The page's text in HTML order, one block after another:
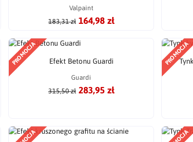
Valpaint
183,31 zł 164,98 zł
PROMOCJA Efekt Betonu Guardi
Guardi
315,50 zł 283,95 zł
PROMOCJA